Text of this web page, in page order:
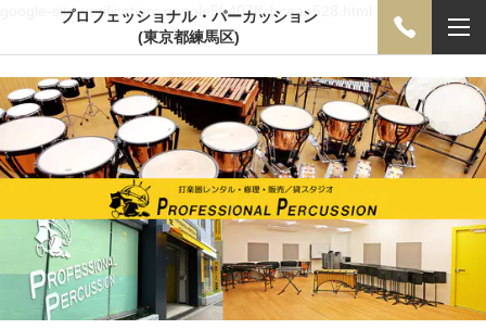
google-site-verification: google5b407ffcbcaaa528.html
プロフェッショナル・パーカッション
(東京都練馬区)